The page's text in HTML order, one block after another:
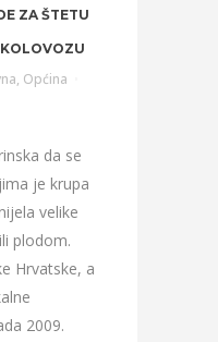
ZA ŠTETU
, Općina
da se
je krupa
velike
plodom.
Hrvatske, a
2009.